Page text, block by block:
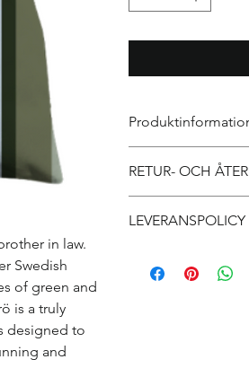
in law.
Swedish
of green and
is a truly
designed to
and
till mer information
storlekar, material,
du också beskriva
speciell och vad
RETUR- OCH
du informera
kunderna om att de
LEVERANSPOLICY
mer om dina